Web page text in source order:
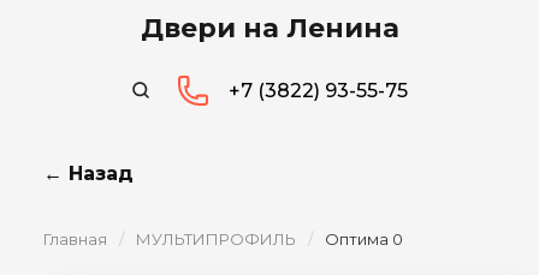
Двери на Ленина
+7 (3822) 93-55-75
← Назад
Главная / МУЛЬТИПРОФИЛЬ / Оптима 0